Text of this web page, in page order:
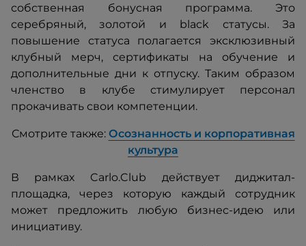
собственная бонусная программа. Это
серебряный, золотой и black статусы. За
повышение статуса полагается эксклюзивный
клубный мерч, сертификаты на обучение и
дополнительные дни к отпуску. Таким образом
членство в клубе стимулирует персонал
прокачивать свои компетенции.
Смотрите также: Осознанность и корпоративная
культура
В рамках Carlo.Club действует диджитал-
площадка, через которую каждый сотрудник
может предложить любую бизнес-идею или
инициативу.